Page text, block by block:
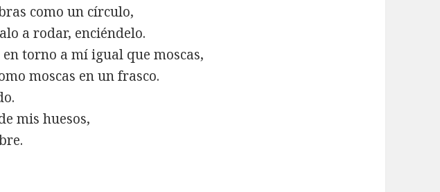
como un círculo,
a rodar, enciéndelo.
en torno a mí igual que moscas,
moscas en un frasco.
mis huesos,